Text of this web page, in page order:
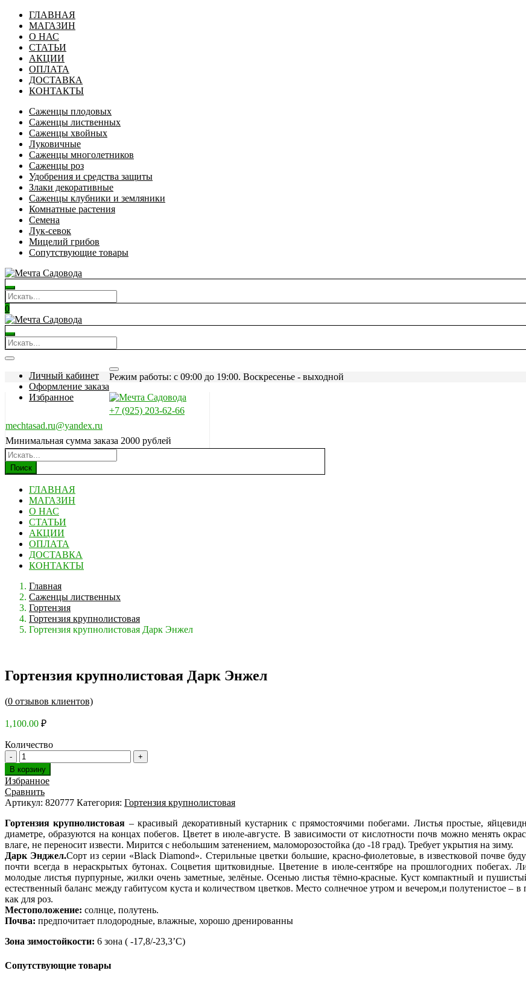
ГЛАВНАЯ
МАГАЗИН
О НАС
СТАТЬИ
АКЦИИ
ОПЛАТА
ДОСТАВКА
КОНТАКТЫ
Саженцы плодовых
Саженцы лиственных
Саженцы хвойных
Луковичные
Саженцы многолетников
Саженцы роз
Удобрения и средства защиты
Злаки декоративные
Саженцы клубники и земляники
Комнатные растения
Семена
Лук-севок
Мицелий грибов
Сопутствующие товары
0
Личный кабинет
Оформление заказа
Избранное
Режим работы: c 09:00 до 19:00. Воскресенье - выходной
+7 (925) 203-62-66
mechtasad.ru@yandex.ru
Минимальная сумма заказа 2000 рублей
Поиск
ГЛАВНАЯ
МАГАЗИН
О НАС
СТАТЬИ
АКЦИИ
ОПЛАТА
ДОСТАВКА
КОНТАКТЫ
Главная
Саженцы лиственных
Гортензия
Гортензия крупнолистовая
Гортензия крупнолистовая Дарк Энжел
Гортензия крупнолистовая Дарк Энжел
(0 отзывов клиентов)
1,100.00 ₽
Количество
В корзину
Избранное
Сравнить
Артикул: 820777 Категория: Гортензия крупнолистовая
Гортензия крупнолистовая – красивый декоративный кустарник с прямостоячими побегами. Листья простые,
диаметре, образуются на концах побегов. Цветет в июле-августе. В зависимости от кислотности почв можно менять
влаге, не переносит извести. Мирится с небольшим затенением, маломорозостойка (до -18 град). Требует укрытия на зиму.
Дарк Энджел.Сорт из серии «Black Diamond». Стерильные цветки большие, красно-фиолетовые, в известковой почве
почти всегда в нераскрытых бутонах. Соцветия щитковидные. Цветение в июле-сентябре на прошлогодних побегах.
молодые листья пурпурные, жилки очень заметные, зелёные. Осенью листья тёмно-красные. Куст компактный и
естественный баланс между габитусом куста и количеством цветков. Место солнечное утром и вечером,и полутенистое –
как для роз.
Местоположение: солнце, полутень.
Почва: предпочитает плодородные, влажные, хорошо дренированны
Зона зимостойкости: 6 зона ( -17,8/-23,3’C)
Сопутствующие товары